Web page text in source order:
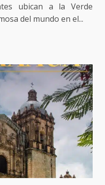
ubican a la Verde
del mundo en el...